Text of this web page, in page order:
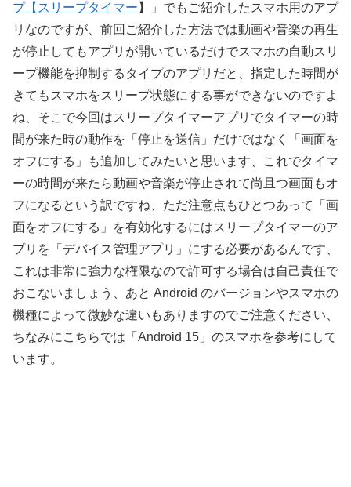
プ【スリープタイマー 】」でもご紹介したスマホ用のアプ
リなのですが、前回ご紹介した方法では動画や音楽の再生
が停止してもアプリが開いているだけでスマホの自動スリ
ープ機能を抑制するタイプのアプリだと、指定した時間が
きてもスマホをスリープ状態にする事ができないのですよ
ね、そこで今回はスリープタイマーアプリでタイマーの時
間が来た時の動作を「停止を送信」だけではなく「画面を
オフにする」も追加してみたいと思います、これでタイマ
ーの時間が来たら動画や音楽が停止されて尚且つ画面もオ
フになるという訳ですね、ただ注意点もひとつあって「画
面をオフにする」を有効化するにはスリープタイマーのア
プリを「デバイス管理アプリ」にする必要があるんです、
これは非常に強力な権限なので許可する場合は自己責任で
おこないましょう、あと Android のバージョンやスマホの
機種によって微妙な違いもありますのでご注意ください、
ちなみにこちらでは「Android 15」のスマホを参考にして
います。